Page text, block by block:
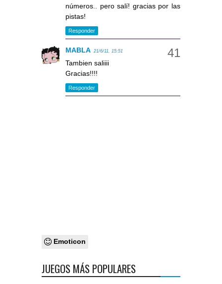
números.. pero salí! gracias por las
pistas!
Responder
MABLA 21/6/11, 15:51
Tambien saliiii
Gracias!!!!
Responder
Emoticon
JUEGOS MÁS POPULARES